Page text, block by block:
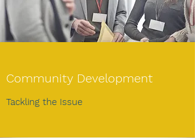
Community Development
Tackling the Issue